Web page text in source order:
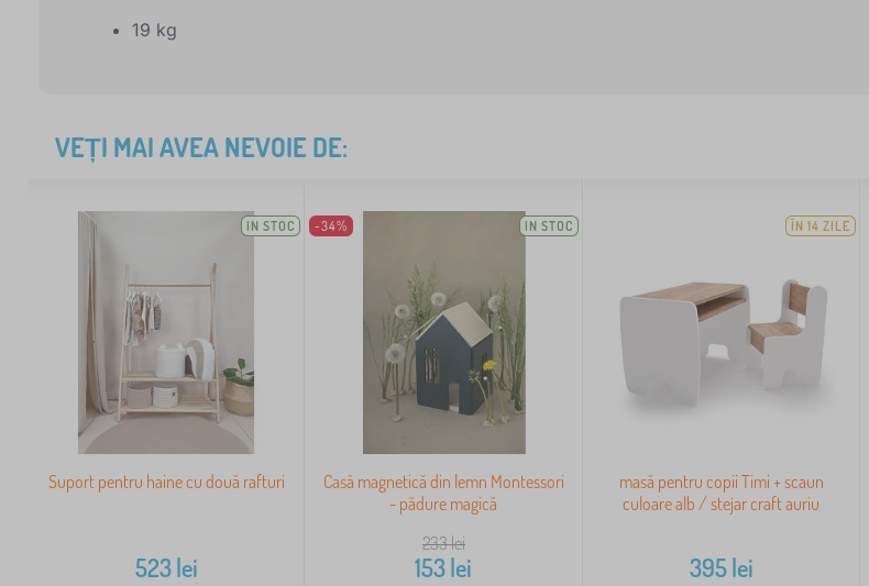
19 kg
VEȚI MAI AVEA NEVOIE DE:
IN STOC
Suport pentru haine cu două rafturi
523lei
-34% IN STOC
Casă magnetică din lemn Montessori
- pădure magică
233lei
153lei
ÎN 14 ZILE
masă pentru copii Timi + scaun
culoare alb / stejar craft auriu
395lei